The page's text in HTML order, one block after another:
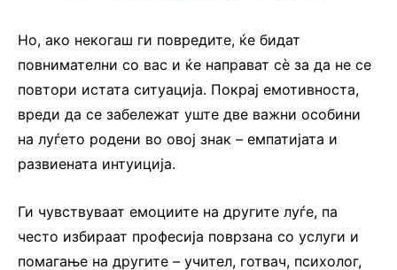
Но, ако некогаш ги повредите, ќе бидат
повнимателни со вас и ќе направат сè за да не се
повтори истата ситуација. Покрај емотивноста,
вреди да се забележат уште две важни особини
на луѓето родени во овој знак – емпатијата и
развиената интуиција.
Ги чувствуваат емоциите на другите луѓе, па
често избираат професија поврзана со услуги и
помагање на другите – учител, готвач, психолог,